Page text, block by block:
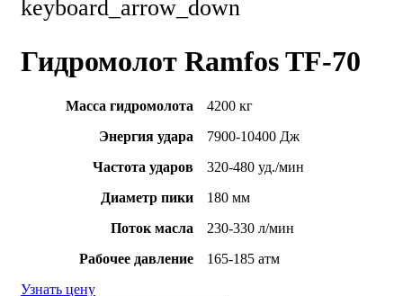
keyboard_arrow_down
Гидромолот Ramfos TF-70
Масса гидромолота
4200 кг
Энергия удара
7900-10400 Дж
Частота ударов
320-480 уд./мин
Диаметр пики
180 мм
Поток масла
230-330 л/мин
Рабочее давление
165-185 атм
Узнать цену